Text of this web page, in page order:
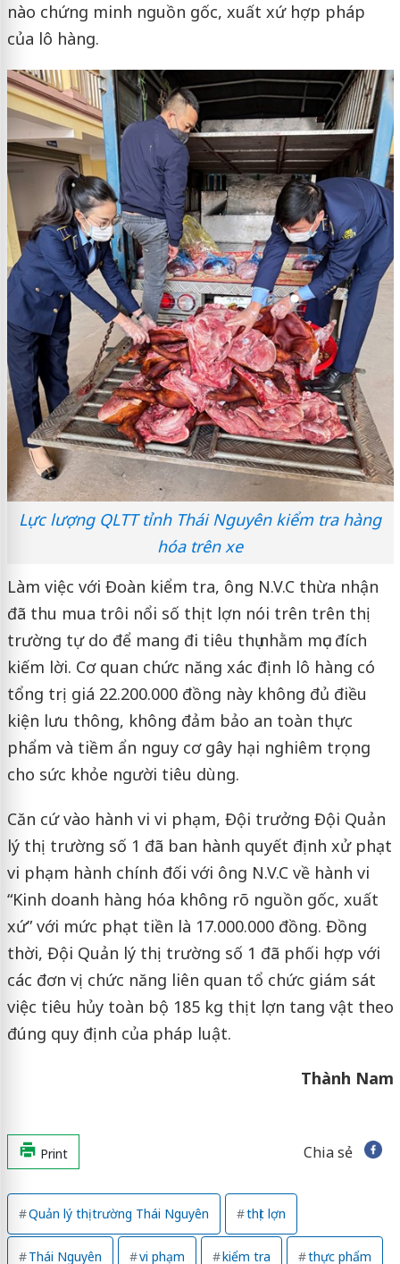
nào chứng minh nguồn gốc, xuất xứ hợp pháp
của lô hàng.
Lực lượng QLTT tỉnh Thái Nguyên kiểm tra hàng
hóa trên xe
Làm việc với Đoàn kiểm tra, ông N.V.C thừa nhận
đã thu mua trôi nổi số thịt lợn nói trên trên thị
trường tự do để mang đi tiêu thụ nhằm mục đích
kiếm lời. Cơ quan chức năng xác định lô hàng có
tổng trị giá 22.200.000 đồng này không đủ điều
kiện lưu thông, không đảm bảo an toàn thực
phẩm và tiềm ẩn nguy cơ gây hại nghiêm trọng
cho sức khỏe người tiêu dùng.
Căn cứ vào hành vi vi phạm, Đội trưởng Đội Quản
lý thị trường số 1 đã ban hành quyết định xử phạt
vi phạm hành chính đối với ông N.V.C về hành vi
“Kinh doanh hàng hóa không rõ nguồn gốc, xuất
xứ” với mức phạt tiền là 17.000.000 đồng. Đồng
thời, Đội Quản lý thị trường số 1 đã phối hợp với
các đơn vị chức năng liên quan tổ chức giám sát
việc tiêu hủy toàn bộ 185 kg thịt lợn tang vật theo
đúng quy định của pháp luật.
Thành Nam
Print Chia sẻ
Quản lý thị trường Thái Nguyên thịt lợn
Thái Nguyên vi phạm kiểm tra thực phẩm